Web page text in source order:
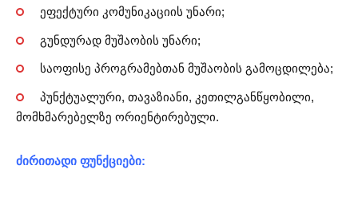
ეფექტური კომუნიკაციის უნარი;
გუნდურად მუშაობის უნარი;
საოფისე პროგრამებთან მუშაობის გამოცდილება;
პუნქტუალური, თავაზიანი, კეთილგანწყობილი,
მომხმარებელზე ორიენტირებული.
ძირითადი ფუნქციები: